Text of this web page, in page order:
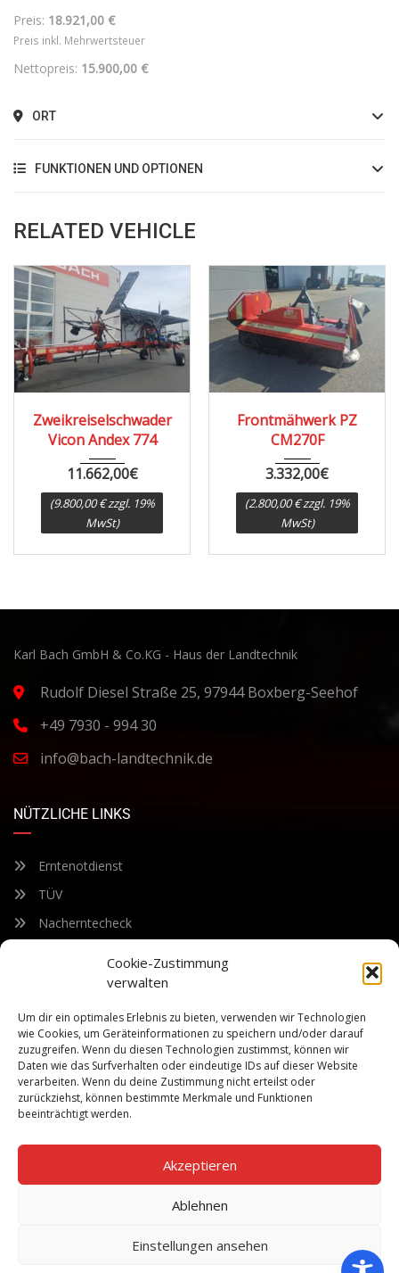
Cookie-Zustimmung
verwalten
Um dir ein optimales Erlebnis zu bieten, verwenden wir Technologien
wie Cookies, um Geräteinformationen zu speichern und/oder darauf
zuzugreifen. Wenn du diesen Technologien zustimmst, können wir
Daten wie das Surfverhalten oder eindeutige IDs auf dieser Website
verarbeiten. Wenn du deine Zustimmung nicht erteilst oder
zurückziehst, können bestimmte Merkmale und Funktionen
beeinträchtigt werden.
Akzeptieren
Ablehnen
Einstellungen ansehen
Preis: 18.921,00 €
Preis inkl. Mehrwertsteuer
Nettopreis: 15.900,00 €
ORT
FUNKTIONEN UND OPTIONEN
RELATED VEHICLE
Zweikreiselschwader
Vicon Andex 774
11.662,00€
(9.800,00 € zzgl. 19%
MwSt)
Frontmähwerk PZ
CM270F
3.332,00€
(2.800,00 € zzgl. 19%
MwSt)
Karl Bach GmbH & Co.KG - Haus der Landtechnik
Rudolf Diesel Straße 25, 97944 Boxberg-Seehof
+49 7930 - 994 30
info@bach-landtechnik.de
NÜTZLICHE LINKS
Erntenotdienst
TÜV
Nacherntecheck
FÜR UNSEREN NEWSLETTER ANMELDEN
Bleiben Sie auf dem Laufenden über unsere sich ständig
weiterentwickelnden Produkteigenschaften und Technologien.
Geben Sie Ihre E-Mail-Adresse ein und abonnieren Sie unseren
Newsletter.
Abonnieren
©Copyright 2026